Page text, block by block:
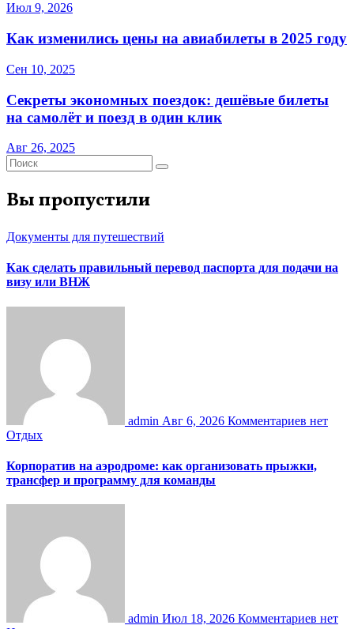
Июл 9, 2026
Как изменились цены на авиабилеты в 2025 году
Сен 10, 2025
Секреты экономных поездок: дешёвые билеты
на самолёт и поезд в один клик
Авг 26, 2025
Вы пропустили
Документы для путешествий
Как сделать правильный перевод паспорта для подачи на
визу или ВНЖ
admin Авг 6, 2026 Комментариев нет
Отдых
Корпоратив на аэродроме: как организовать прыжки,
трансфер и программу для команды
admin Июл 18, 2026 Комментариев нет